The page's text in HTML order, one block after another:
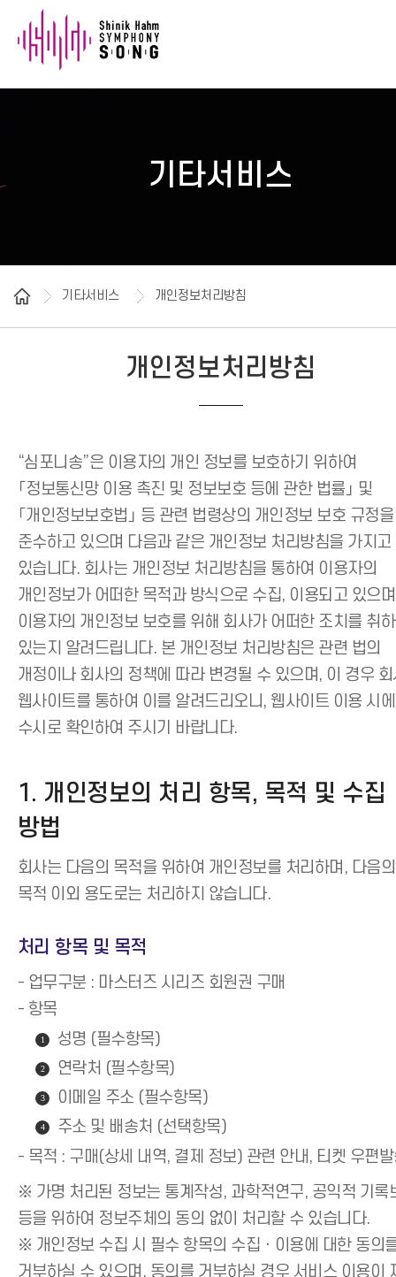
기타서비스
기타서비스 개인정보처리방침
개인정보처리방침
“심포니송”은 이용자의 개인 정보를 보호하기 위하여
「정보통신망 이용 촉진 및 정보보호 등에 관한 법률」 및
「개인정보보호법」 등 관련 법령상의 개인정보 보호 규정을
준수하고 있으며 다음과 같은 개인정보 처리방침을 가지고
있습니다. 회사는 개인정보 처리방침을 통하여 이용자의
개인정보가 어떠한 목적과 방식으로 수집, 이용되고 있으
이용자의 개인정보 보호를 위해 회사가 어떠한 조치를 취
있는지 알려드립니다. 본 개인정보 처리방침은 관련 법의
개정이나 회사의 정책에 따라 변경될 수 있으며, 이 경우
웹사이트를 통하여 이를 알려드리오니, 웹사이트 이용 시에
수시로 확인하여 주시기 바랍니다.
1. 개인정보의 처리 항목, 목적 및 수집
방법
회사는 다음의 목적을 위하여 개인정보를 처리하며, 다음의
목적 이외 용도로는 처리하지 않습니다.
처리 항목 및 목적
- 업무구분 : 마스터즈 시리즈 회원권 구매
- 항목
1 성명 (필수항목)
2 연락처 (필수항목)
3 이메일 주소 (필수항목)
4
주소 및 배송처 (선택항목)
- 목적 : 구매(상세 내역, 결제 정보) 관련 안내, 티켓 우편
※ 가명 처리된 정보는 통계작성, 과학적연구, 공익적 기록
등을 위하여 정보주체의 동의 없이 처리할 수 있습니다.
※ 개인정보 수집 시 필수 항목의 수집ㆍ이용에 대한 동의
거부하실 수 있으며, 동의를 거부하실 경우 서비스 이용이